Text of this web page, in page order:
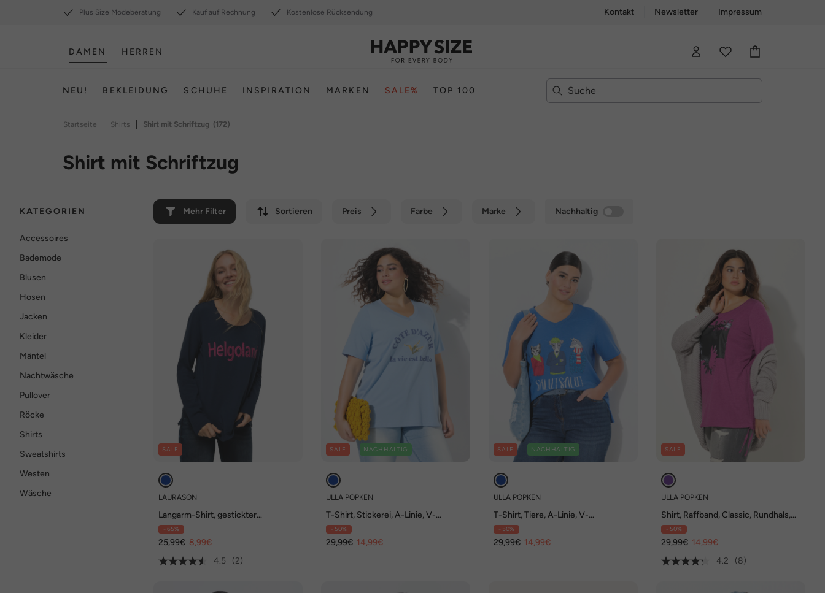
Plus Size Modeberatung Kauf auf Rechnung Kostenlose Rücksendung Kontakt Newsletter Impressum
DAMEN HERREN
NEU! BEKLEIDUNG SCHUHE INSPIRATION MARKEN SALE% TOP 100
Startseite | Shirts | Shirt mit Schriftzug (172)
Shirt mit Schriftzug
KATEGORIEN Mehr Filter Sortieren Preis Farbe Marke Nachhaltig
Accessoires
Bademode
Blusen
Hosen
Jacken
Kleider
Mäntel
Nachtwäsche
Pullover
Röcke
Shirts
Sweatshirts
Westen
Wäsche
SALE
LAURASON
Langarm-Shirt, gestickter
Schriftzug, Rundhals
- 65%
25,99€ 8,99€
4.5
(2)
SALE NACHHALTIG
ULLA POPKEN
T-Shirt, Stickerei, A-Linie, V-
Ausschnitt, Halbarm
- 50%
29,99€ 14,99€
SALE NACHHALTIG
ULLA POPKEN
T-Shirt, Tiere, A-Linie, V-
Ausschnitt, Halbarm
- 50%
29,99€ 14,99€
SALE
ULLA POPKEN
Shirt, Raffband, Classic, Rundhals,
Langarm
- 50%
29,99€ 14,99€
4.2
(8)